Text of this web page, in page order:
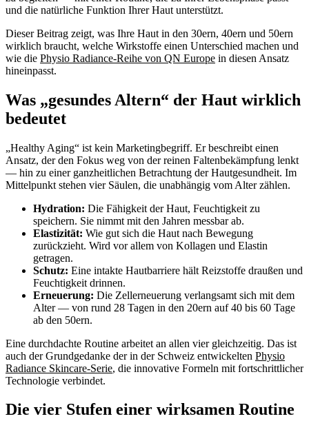
und die natürliche Funktion Ihrer Haut unterstützt.
Dieser Beitrag zeigt, was Ihre Haut in den 30ern, 40ern und 50ern
wirklich braucht, welche Wirkstoffe einen Unterschied machen und
wie die Physio Radiance-Reihe von QN Europe in diesen Ansatz
hineinpasst.
Was „gesundes Altern“ der Haut wirklich
bedeutet
„Healthy Aging“ ist kein Marketingbegriff. Er beschreibt einen
Ansatz, der den Fokus weg von der reinen Faltenbekämpfung lenkt
— hin zu einer ganzheitlichen Betrachtung der Hautgesundheit. Im
Mittelpunkt stehen vier Säulen, die unabhängig vom Alter zählen.
Hydration: Die Fähigkeit der Haut, Feuchtigkeit zu
speichern. Sie nimmt mit den Jahren messbar ab.
Elastizität: Wie gut sich die Haut nach Bewegung
zurückzieht. Wird vor allem von Kollagen und Elastin
getragen.
Schutz: Eine intakte Hautbarriere hält Reizstoffe draußen und
Feuchtigkeit drinnen.
Erneuerung: Die Zellerneuerung verlangsamt sich mit dem
Alter — von rund 28 Tagen in den 20ern auf 40 bis 60 Tage
ab den 50ern.
Eine durchdachte Routine arbeitet an allen vier gleichzeitig. Das ist
auch der Grundgedanke der in der Schweiz entwickelten Physio
Radiance Skincare-Serie, die innovative Formeln mit fortschrittlicher
Technologie verbindet.
Die vier Stufen einer wirksamen Routine